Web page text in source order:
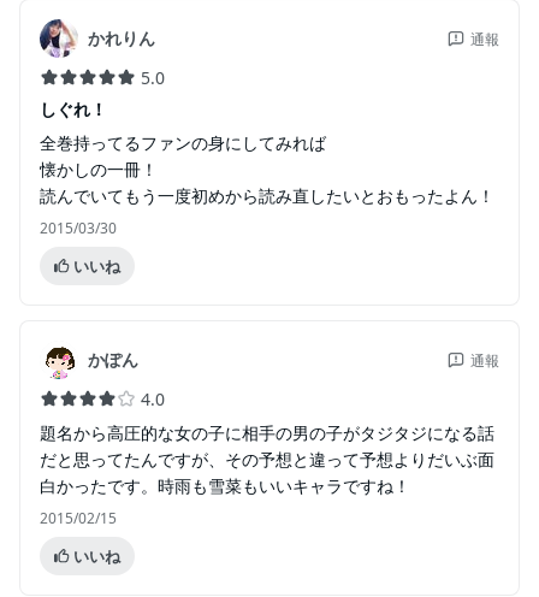
かれりん 通報
5.0
しぐれ！
全巻持ってるファンの身にしてみれば
懐かしの一冊！
読んでいてもう一度初めから読み直したいとおもったよん！
2015/03/30
いいね
かぽん 通報
4.0
題名から高圧的な女の子に相手の男の子がタジタジになる話
だと思ってたんですが、その予想と違って予想よりだいぶ面
白かったです。時雨も雪菜もいいキャラですね！
2015/02/15
いいね